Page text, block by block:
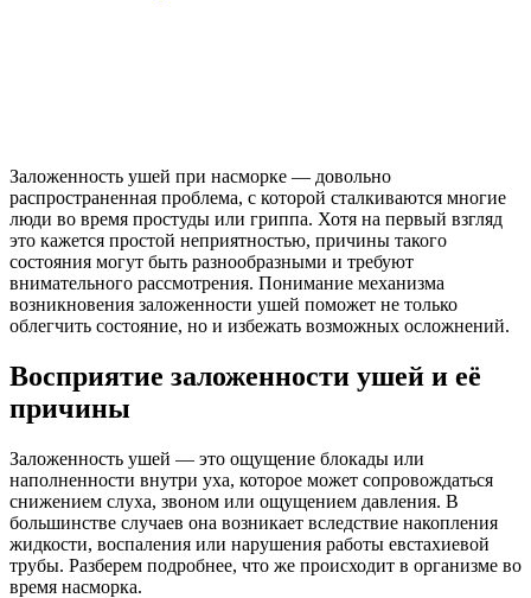
Заложенность ушей при насморке — довольно
распространенная проблема, с которой сталкиваются многие
люди во время простуды или гриппа. Хотя на первый взгляд
это кажется простой неприятностью, причины такого
состояния могут быть разнообразными и требуют
внимательного рассмотрения. Понимание механизма
возникновения заложенности ушей поможет не только
облегчить состояние, но и избежать возможных осложнений.
Восприятие заложенности ушей и её
причины
Заложенность ушей — это ощущение блокады или
наполненности внутри уха, которое может сопровождаться
снижением слуха, звоном или ощущением давления. В
большинстве случаев она возникает вследствие накопления
жидкости, воспаления или нарушения работы евстахиевой
трубы. Разберем подробнее, что же происходит в организме во
время насморка.